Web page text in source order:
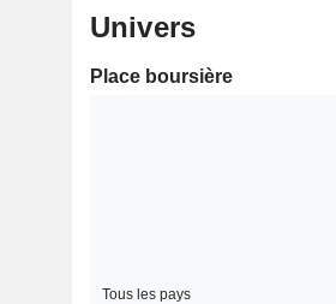
Univers
Place boursière
Tous les pays